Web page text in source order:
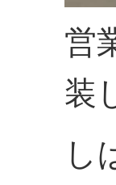
営
装
し